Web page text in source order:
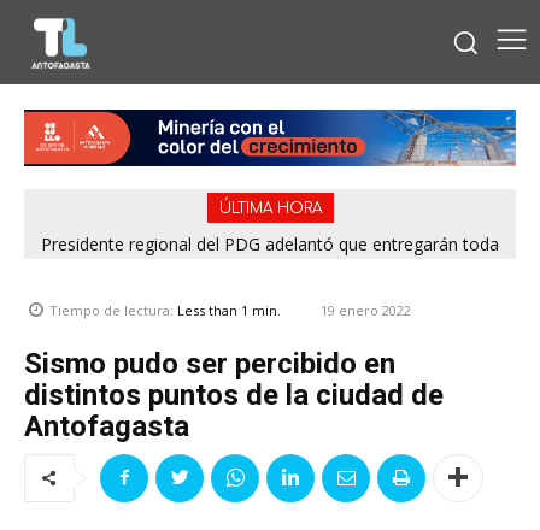
ÚLTIMA HORA
Presidente regional del PDG adelantó que entregarán toda
Tiempo de lectura: Less than 1 min. 19 enero 2022
Sismo pudo ser percibido en
distintos puntos de la ciudad de
Antofagasta